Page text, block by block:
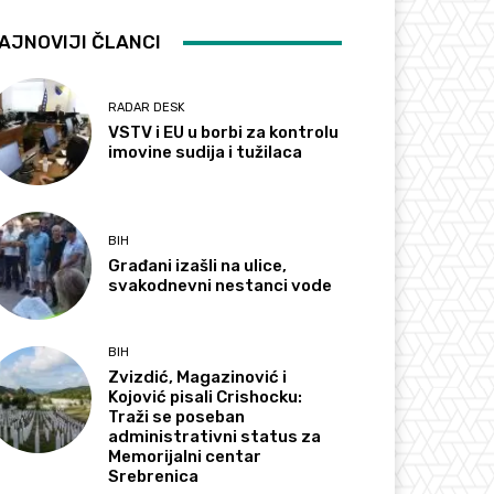
ČLANCI
RADAR DESK
VSTV i EU u borbi za kontrolu
imovine sudija i tužilaca
BIH
Građani izašli na ulice,
svakodnevni nestanci vode
BIH
Zvizdić, Magazinović i
Kojović pisali Crishocku:
Traži se poseban
administrativni status za
Memorijalni centar
Srebrenica